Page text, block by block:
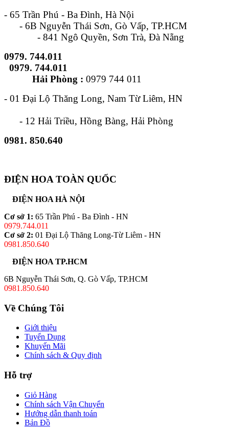
- 65 Trần Phú - Ba Đình, Hà Nội
- 6B Nguyễn Thái Sơn, Gò Vấp, TP.HCM
- 841 Ngô Quyền, Sơn Trà, Đà Nẵng
0979. 744.011
0979. 744.011
Hải Phòng : 0979 744 011
- 01 Đại Lộ Thăng Long, Nam Từ Liêm, HN
- 12 Hải Triều, Hồng Bàng, Hải Phòng
0981. 850.640
ĐIỆN HOA TOÀN QUỐC
ĐIỆN HOA HÀ NỘI
Cơ sở 1: 65 Trần Phú - Ba Đình - HN
0979.744.011
Cơ sở 2: 01 Đại Lộ Thăng Long-Từ Liêm - HN
0981.850.640
ĐIỆN HOA TP.HCM
6B Nguyễn Thái Sơn, Q. Gò Vấp, TP.HCM
0981.850.640
Về Chúng Tôi
Giới thiệu
Tuyển Dụng
Khuyến Mãi
Chính sách & Quy định
Hỗ trợ
Giỏ Hàng
Chính sách Vận Chuyển
Hướng dẫn thanh toán
Bản Đồ